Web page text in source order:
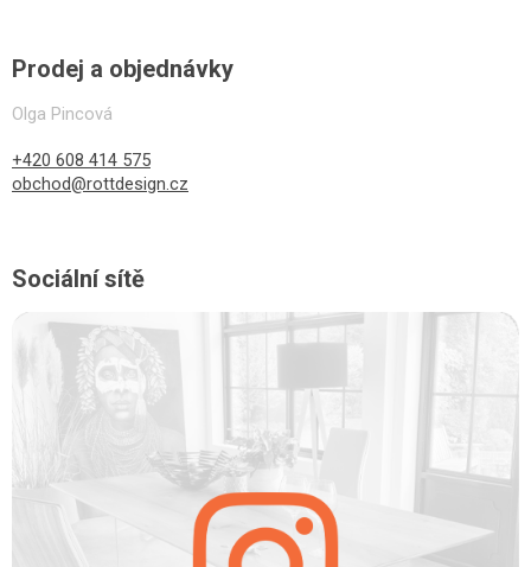
Prodej a objednávky
Olga Pincová
+420 608 414 575
obchod@rottdesign.cz
Sociální sítě